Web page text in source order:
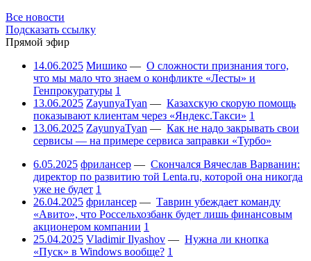
Все новости
Подсказать ссылку
Прямой эфир
14.06.2025 Мишико — О сложности признания того,
что мы мало что знаем о конфликте «Лесты» и
Генпрокуратуры 1
13.06.2025 ZayunyaTyan — Казахскую скорую помощь
показывают клиентам через «Яндекс.Такси» 1
13.06.2025 ZayunyaTyan — Как не надо закрывать свои
сервисы — на примере сервиса заправки «Турбо»
6.05.2025 фрилансер — Скончался Вячеслав Варванин:
директор по развитию той Lenta.ru, которой она никогда
уже не будет 1
26.04.2025 фрилансер — Таврин убеждает команду
«Авито», что Россельхозбанк будет лишь финансовым
акционером компании 1
25.04.2025 Vladimir Ilyashov — Нужна ли кнопка
«Пуск» в Windows вообще? 1